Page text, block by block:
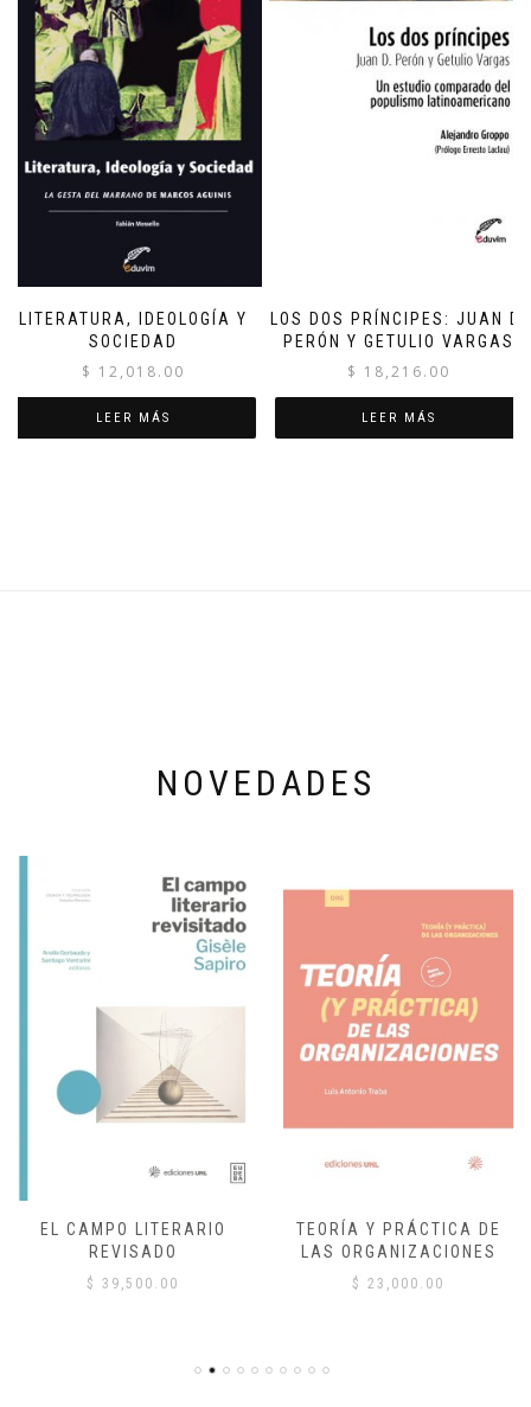
LITERATURA, IDEOLOGÍA Y
SOCIEDAD
$ 12,018.00
LEER MÁS
LOS DOS PRÍNCIPES: JUAN D.
PERÓN Y GETULIO VARGAS
$ 18,216.00
LEER MÁS
NOVEDADES
EL CAMPO LITERARIO
REVISADO
$ 39,500.00
TEORÍA Y PRÁCTICA DE
LAS ORGANIZACIONES
$ 23,000.00